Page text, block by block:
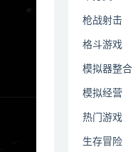
枪战射击
格斗游戏
模拟器整合
模拟经营
热门游戏
生存冒险